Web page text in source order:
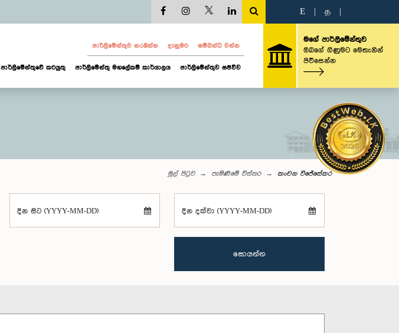
E த
පාර්ලි‌මේන්තුව නරඹන්න දැනුමට සම්බන්ධ වන්න
පාර්ලිමේන්තුවේ කටයුතු පාර්ලිමේන්තු මහලේකම් කාර්යාලය පාර්ලිමේන්තුව සජීවීව
මගේ පාර්ලිමේන්තුව
ඔබගේ ගිණුමට මෙතැනින්
පිවිසෙන්න
මුල් පිටුව පැමිණීමේ විස්තර කංචන විජේසේකර
දින සිට (YYYY-MM-DD) දින දක්වා (YYYY-MM-DD)
සොයන්න